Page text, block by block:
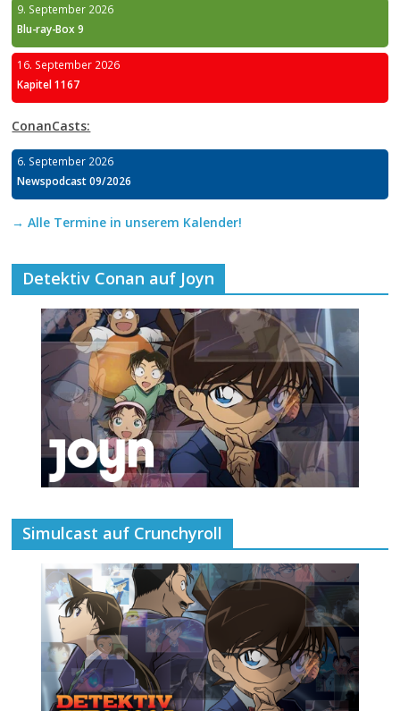
9. September 2026
Blu-ray-Box 9
16. September 2026
Kapitel 1167
ConanCasts:
6. September 2026
Newspodcast 09/2026
→ Alle Termine in unserem Kalender!
Detektiv Conan auf Joyn
Simulcast auf Crunchyroll